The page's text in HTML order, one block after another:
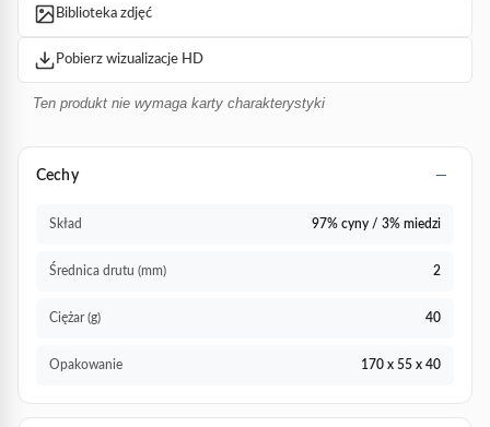
Biblioteka zdjęć
Pobierz wizualizacje HD
Ten produkt nie wymaga karty charakterystyki
Cechy
Skład 97% cyny / 3% miedzi
Średnica drutu (mm) 2
Ciężar (g) 40
Opakowanie 170 x 55 x 40